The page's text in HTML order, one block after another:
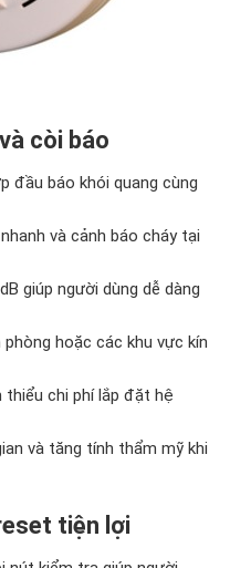
còi báo
đầu báo khói quang cùng
và cảnh báo cháy tại
giúp người dùng dễ dàng
hoặc các khu vực kín
thiểu chi phí lắp đặt hệ
và tăng tính thẩm mỹ khi
tiện lợi